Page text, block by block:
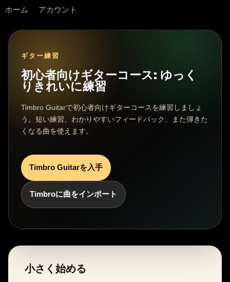
ホーム アカウント
ギター練習
初心者向けギターコース: ゆっく
りきれいに練習
Timbro Guitarで初心者向けギターコースを練習しましょ
う。短い練習、わかりやすいフィードバック、また弾きた
くなる曲を使えます。
Timbro Guitarを入手
Timbroに曲をインポート
小さく始める